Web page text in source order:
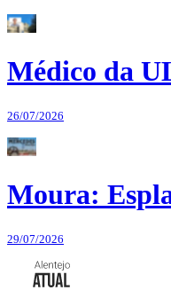
Médico da
26/07/2026
Moura:
29/07/2026